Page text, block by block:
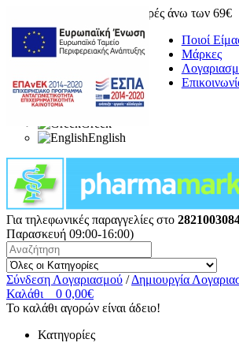
Δωρεάν μεταφορικά για αγορές άνω των 69€
Ποιοί
Μάρκες
Greek
English
Για τηλεφωνικές παραγγελίες στο
Παρασκευή 09:00-16:00)
Σύνδεση Λογαριασμού / Δημιουργία
Καλάθι
0 0,00€
Το καλάθι αγορών είναι άδειο!
Κατηγορίες